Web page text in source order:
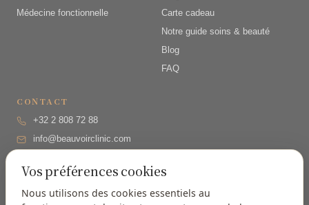
Médecine fonctionnelle
Carte cadeau
Notre guide soins & beauté
Blog
FAQ
CONTACT
+32 2 808 72 88
info@beauvoirclinic.com
Waterloo
Lun–Ven 9h–18h(secrétariat
Vos préférences cookies
Nous utilisons des cookies essentiels au